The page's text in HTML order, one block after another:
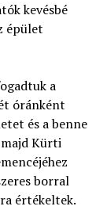
kevésbé
épület
a
óránként
és a benne
Kürti
borral
értékeltek.